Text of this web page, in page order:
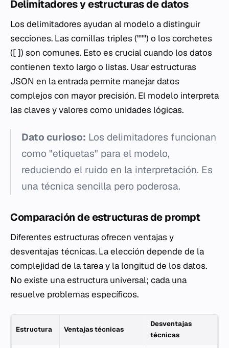
Delimitadores y estructuras de datos
Los delimitadores ayudan al modelo a distinguir
secciones. Las comillas triples (""") o los corchetes
([ ]) son comunes. Esto es crucial cuando los datos
contienen texto largo o listas. Usar estructuras
JSON en la entrada permite manejar datos
complejos con mayor precisión. El modelo interpreta
las claves y valores como unidades lógicas.
Dato curioso: Los delimitadores funcionan
como "etiquetas" para el modelo,
reduciendo el ruido en la interpretación. Es
una técnica sencilla pero poderosa.
Comparación de estructuras de prompt
Diferentes estructuras ofrecen ventajas y
desventajas técnicas. La elección depende de la
complejidad de la tarea y la longitud de los datos.
No existe una estructura universal; cada una
resuelve problemas específicos.
Estructura Ventajas técnicas
Desventajas
técnicas